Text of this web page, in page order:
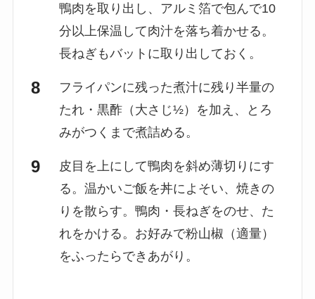
鴨肉を取り出し、アルミ箔で包んで10
分以上保温して肉汁を落ち着かせる。
長ねぎもバットに取り出しておく。
フライパンに残った煮汁に残り半量の
たれ・黒酢（大さじ½）を加え、とろ
みがつくまで煮詰める。
皮目を上にして鴨肉を斜め薄切りにす
る。温かいご飯を丼によそい、焼きの
りを散らす。鴨肉・長ねぎをのせ、た
れをかける。お好みで粉山椒（適量）
をふったらできあがり。